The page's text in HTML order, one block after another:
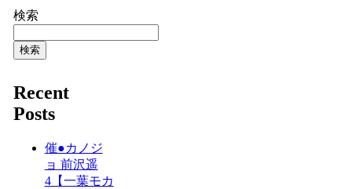
検索
検索
Recent
Posts
催●カノジ
ョ 前沢遥
4【一葉モカ